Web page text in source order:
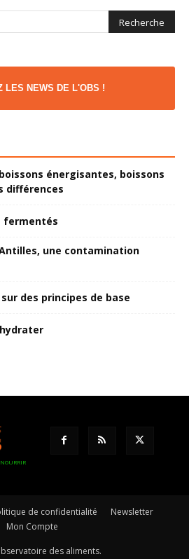
LES NEWS DE L'OBS !
énergisantes, boissons
différences
fermentés
une contamination
des principes de base
de confidentialité
Newsletter
Mon Compte
des aliments.